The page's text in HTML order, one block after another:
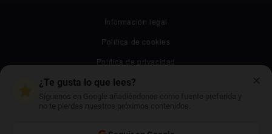
Información legal
Política de cookies
Política de privacidad
Canal ético
¿Te gusta lo que lees?